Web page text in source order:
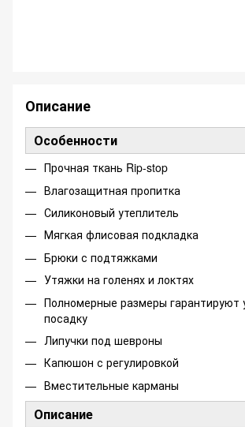
Описание
Особенности
Прочная ткань Rip-stop
Влагозащитная пропитка
Силиконовый утеплитель
Мягкая флисовая подкладка
Брюки с подтяжками
Утяжки на голенях и локтях
Полномерные размеры гарантируют
посадку
Липучки под шевроны
Капюшон с регулировкой
Вместительные карманы
Описание